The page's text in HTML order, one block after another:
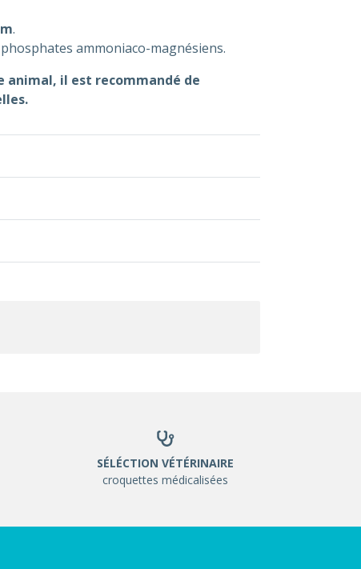
.
ammoniaco-magnésiens.
animal, il est recommandé de
SÉLÉCTION VÉTÉRINAIRE
croquettes médicalisées